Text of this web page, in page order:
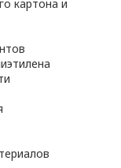
картона и